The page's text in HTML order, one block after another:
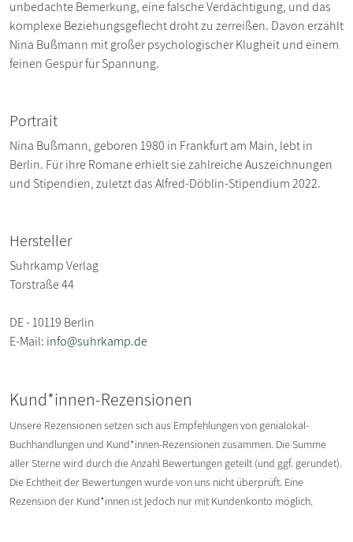
unbedachte Bemerkung, eine falsche Verdächtigung, und das
komplexe Beziehungsgeflecht droht zu zerreißen. Davon erzählt
Nina Bußmann mit großer psychologischer Klugheit und einem
feinen Gespür für Spannung.
Portrait
Nina Bußmann, geboren 1980 in Frankfurt am Main, lebt in
Berlin. Für ihre Romane erhielt sie zahlreiche Auszeichnungen
und Stipendien, zuletzt das Alfred-Döblin-Stipendium 2022.
Hersteller
Suhrkamp Verlag
Torstraße 44
DE - 10119 Berlin
E-Mail: info@suhrkamp.de
Kund*innen-Rezensionen
Unsere Rezensionen setzen sich aus Empfehlungen von genialokal-
Buchhandlungen und Kund*innen-Rezensionen zusammen. Die Summe
aller Sterne wird durch die Anzahl Bewertungen geteilt (und ggf. gerundet).
Die Echtheit der Bewertungen wurde von uns nicht überprüft. Eine
Rezension der Kund*innen ist jedoch nur mit Kundenkonto möglich.